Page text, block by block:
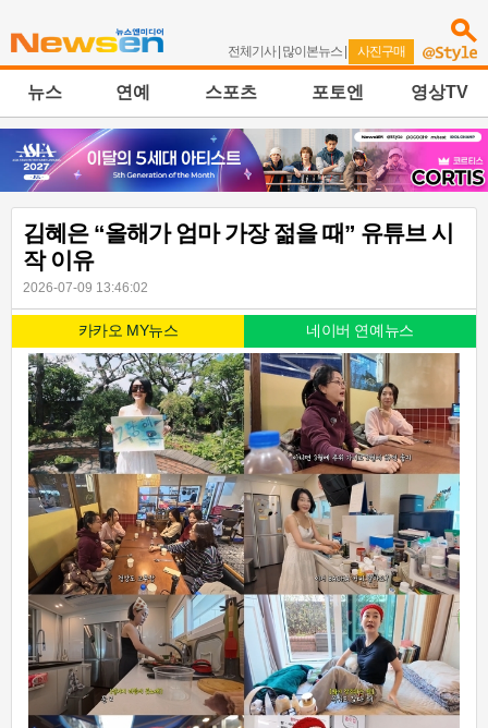
전체기사| 많이본뉴스 | 사진구매
뉴스 연예 스포츠 포토엔 영상TV
김혜은 “올해가 엄마 가장 젊을 때” 유튜브 시
작 이유
2026-07-09 13:46:02
카카오 MY뉴스 네이버 연예뉴스